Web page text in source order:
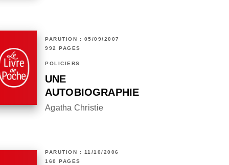
PARUTION : 05/09/2007
992 PAGES
POLICIERS
UNE
AUTOBIOGRAPHIE
Agatha Christie
PARUTION : 11/10/2006
160 PAGES